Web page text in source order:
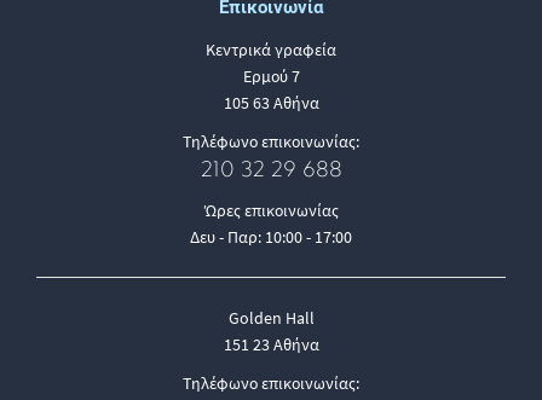
Επικοινωνία
Κεντρικά γραφεία
Ερμού 7
105 63 Αθήνα
Τηλέφωνο επικοινωνίας:
210 32 29 688
Ώρες επικοινωνίας
Δευ - Παρ: 10:00 - 17:00
Golden Hall
151 23 Αθήνα
Τηλέφωνο επικοινωνίας: